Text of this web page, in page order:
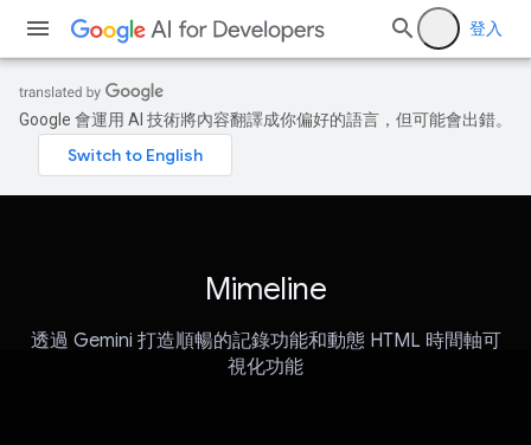
登入
Google 會運用 AI 技術將內容翻譯成你偏好的語言，但可能會出錯。
Mimeline
透過 Gemini 打造順暢的記錄功能和動態 HTML 時間軸可
視化功能